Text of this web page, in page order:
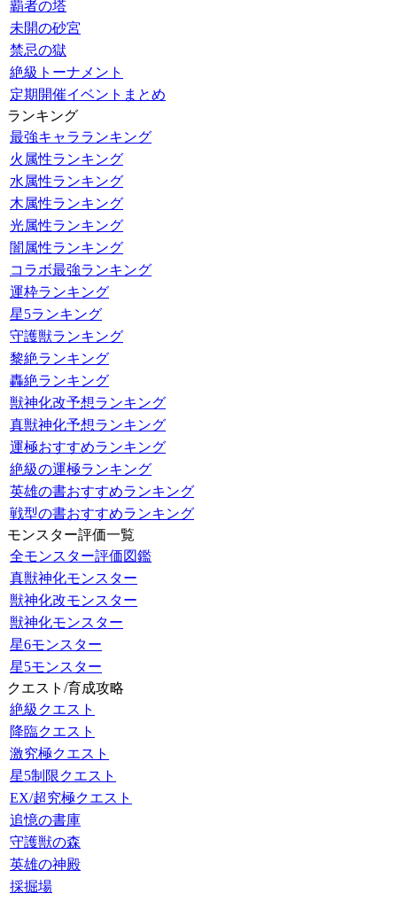
覇者の塔
未開の砂宮
禁忌の獄
絶級トーナメント
定期開催イベントまとめ
ランキング
最強キャラランキング
火属性ランキング
水属性ランキング
木属性ランキング
光属性ランキング
闇属性ランキング
コラボ最強ランキング
運枠ランキング
星5ランキング
守護獣ランキング
黎絶ランキング
轟絶ランキング
獣神化改予想ランキング
真獣神化予想ランキング
運極おすすめランキング
絶級の運極ランキング
英雄の書おすすめランキング
戦型の書おすすめランキング
モンスター評価一覧
全モンスター評価図鑑
真獣神化モンスター
獣神化改モンスター
獣神化モンスター
星6モンスター
星5モンスター
クエスト/育成攻略
絶級クエスト
降臨クエスト
激究極クエスト
星5制限クエスト
EX/超究極クエスト
追憶の書庫
守護獣の森
英雄の神殿
採掘場